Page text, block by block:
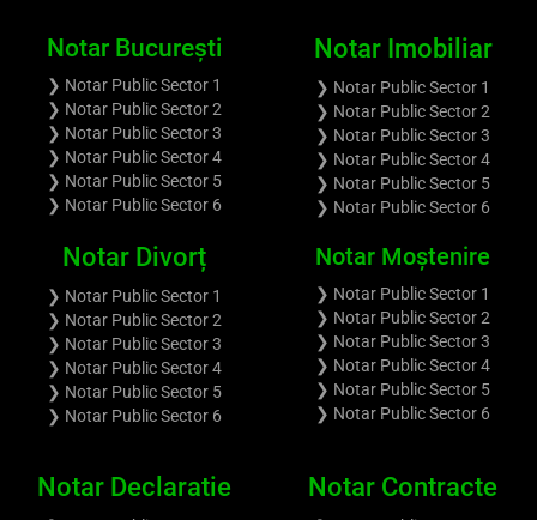
Notar București
❯ Notar Public Sector 1
❯ Notar Public Sector 2
❯ Notar Public Sector 3
❯ Notar Public Sector 4
❯ Notar Public Sector 5
❯ Notar Public Sector 6
Notar Imobiliar
❯ Notar Public Sector 1
❯ Notar Public Sector 2
❯ Notar Public Sector 3
❯ Notar Public Sector 4
❯ Notar Public Sector 5
❯ Notar Public Sector 6
Notar Divorț
❯ Notar Public Sector 1
❯ Notar Public Sector 2
❯ Notar Public Sector 3
❯ Notar Public Sector 4
❯ Notar Public Sector 5
❯ Notar Public Sector 6
Notar Moștenire
❯ Notar Public Sector 1
❯ Notar Public Sector 2
❯ Notar Public Sector 3
❯ Notar Public Sector 4
❯ Notar Public Sector 5
❯ Notar Public Sector 6
Notar Declaratie Notar Contracte